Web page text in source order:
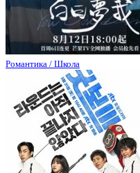
Романтика / Школа